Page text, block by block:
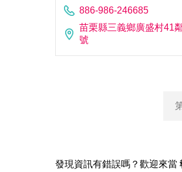
886-986-246685
苗栗縣三義鄉廣盛村41
號
發現資訊有錯誤嗎？歡迎來當